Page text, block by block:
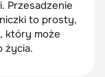
Przesadzenie
to prosty,
który może
życia.